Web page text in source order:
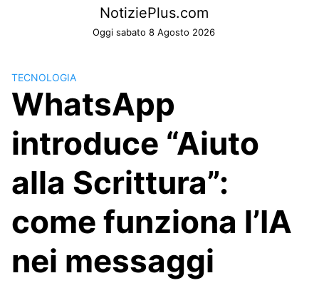
NotiziePlus.com
Oggi sabato 8 Agosto 2026
TECNOLOGIA
WhatsApp
introduce “Aiuto
alla Scrittura”:
come funziona l’IA
nei messaggi